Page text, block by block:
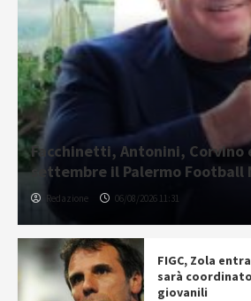
Facchinetti, Antonini, Corvino
settembre il Palermo Football
Redazione 06/08/2026 11:31
FIGC, Zola
sarà
giovanili